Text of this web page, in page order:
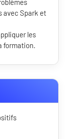
avec Spark et
les
formation.